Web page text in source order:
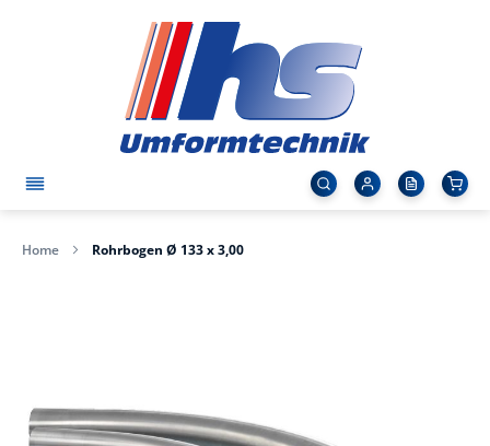
Home Rohrbogen Ø 133 x 3,00